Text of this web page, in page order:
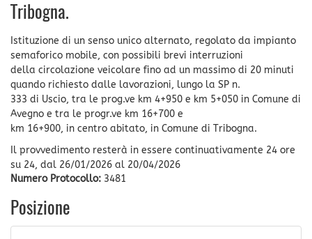
Tribogna.
Istituzione di un senso unico alternato, regolato da impianto
semaforico mobile, con possibili brevi interruzioni
della circolazione veicolare fino ad un massimo di 20 minuti
quando richiesto dalle lavorazioni, lungo la SP n.
333 di Uscio, tra le prog.ve km 4+950 e km 5+050 in Comune di
Avegno e tra le progr.ve km 16+700 e
km 16+900, in centro abitato, in Comune di Tribogna.
Il provvedimento resterà in essere continuativamente 24 ore
su 24, dal 26/01/2026 al 20/04/2026
Numero Protocollo: 3481
Posizione